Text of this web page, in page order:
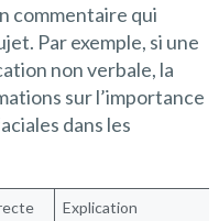
commentaire qui
Par exemple, si une
non verbale, la
sur l’importance
dans les
Explication